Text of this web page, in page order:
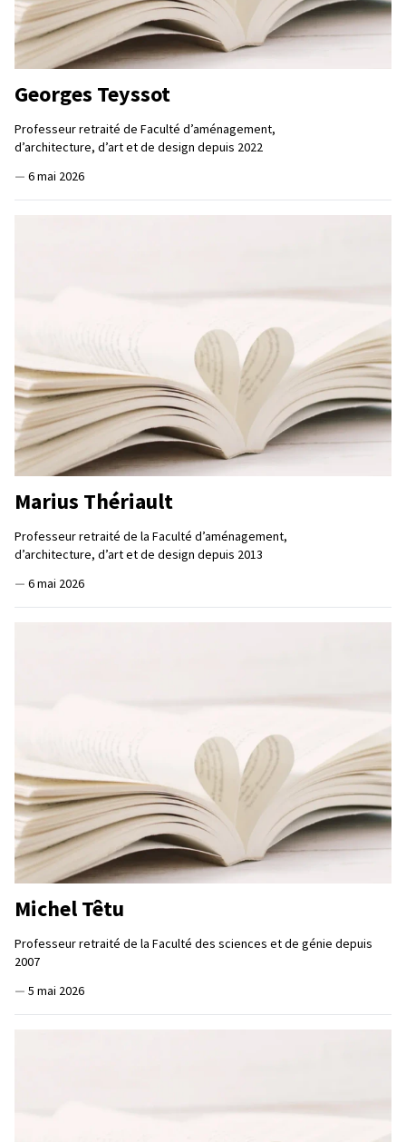
Georges Teyssot
Professeur retraité de Faculté d’aménagement,
d’architecture, d’art et de design depuis 2022
— 6 mai 2026
Marius Thériault
Professeur retraité de la Faculté d’aménagement,
d’architecture, d’art et de design depuis 2013
— 6 mai 2026
Michel Têtu
Professeur retraité de la Faculté des sciences et de génie depuis
2007
— 5 mai 2026